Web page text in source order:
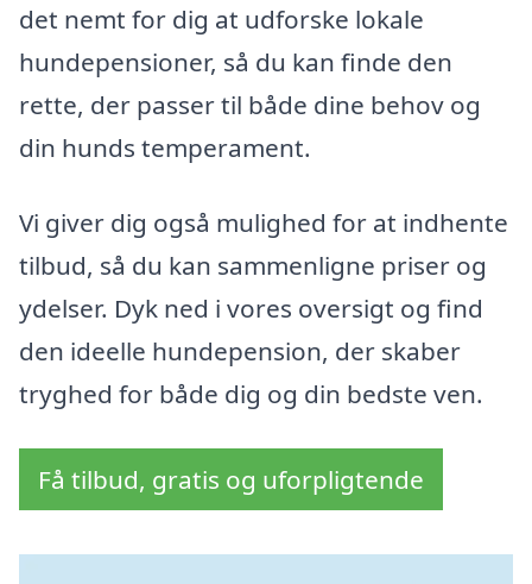
det nemt for dig at udforske lokale
hundepensioner, så du kan finde den
rette, der passer til både dine behov og
din hunds temperament.
Vi giver dig også mulighed for at indhente
tilbud, så du kan sammenligne priser og
ydelser. Dyk ned i vores oversigt og find
den ideelle hundepension, der skaber
tryghed for både dig og din bedste ven.
Få tilbud, gratis og uforpligtende